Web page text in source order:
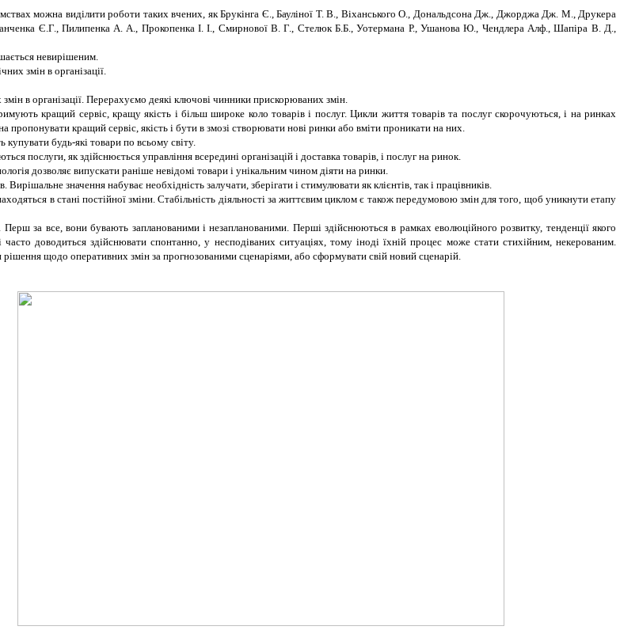
можна виділити роботи таких вчених, як Брукінга Є., Бауліної Т. В., Віханського О., Дональдсона Дж., Джорджа Дж. М., Друкера
Є.Г., Пилипенка А. А., Прокопенка І. І., Смирнової В. Г., Стелюк Б.Б., Уотермана Р., Ушанова Ю., Чендлера Алф., Шапіра В. Д.,
невирішеним.
змін в організації.
в організації. Перерахуємо деякі ключові чинники прискорюваних змін.
кращий сервіс, кращу якість і більш широке коло товарів і послуг. Цикли життя товарів та послуг скорочуються, і на ринках
кращий сервіс, якість і бути в змозі створювати нові ринки або вміти проникати на них.
купувати будь-які товари по всьому світу.
послуги, як здійснюється управління всередині організацій і доставка товарів, і послуг на ринок.
дозволяє випускати раніше невідомі товари і унікальним чином діяти на ринки.
значення набуває необхідність залучати, зберігати і стимулювати як клієнтів, так і працівників.
в стані постійної зміни. Стабільність діяльності за життєвим циклом є також передумовою змін для того, щоб уникнути етапу
за все, вони бувають запланованими і незапланованими. Перші здійснюються в рамках еволюційного розвитку, тенденції якого
доводиться здійснювати спонтанно, у несподіваних ситуаціях, тому іноді їхній процес може стати стихійним, некерованим.
щодо оперативних змін за прогнозованими сценаріями, або сформувати свій новий сценарій.